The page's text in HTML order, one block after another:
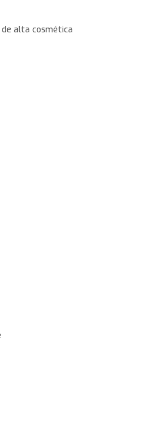
de alta cosmética